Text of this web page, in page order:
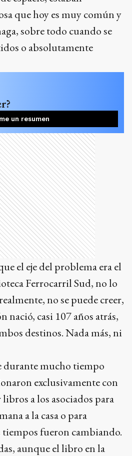
que hoy es muy común y
sobre todo cuando se
o absolutamente
un resumen
el eje del problema era el
Ferrocarril Sud, no lo
no se puede creer,
casi 107 años atrás,
destinos. Nada más, ni
durante mucho tiempo
exclusivamente con
a los asociados para
a la casa o para
tiempos fueron cambiando.
aunque el libro en la